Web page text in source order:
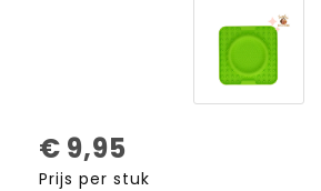
€ 9,95
Prijs per stuk